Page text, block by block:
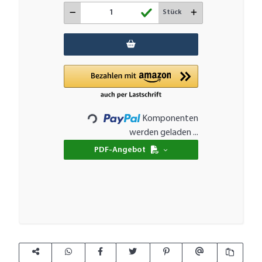
Stück
Loading...
Komponenten
werden geladen ...
PDF-Angebot